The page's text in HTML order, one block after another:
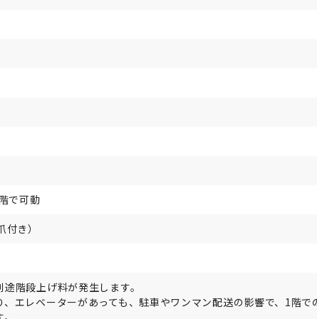
で可動
き）
階段上げ料が発生します。
エレベーターがあっても、駐車やワンマン配送の影響で、1階で